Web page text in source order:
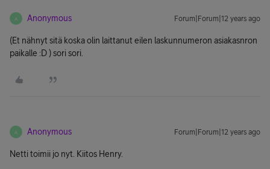
A Anonymous Forum|Forum|12 years ago
(Et nähnyt sitä koska olin laittanut eilen laskunnumeron asiakasnron
paikalle :D ) sori sori.
A Anonymous Forum|Forum|12 years ago
Netti toimii jo nyt. Kiitos Henry.